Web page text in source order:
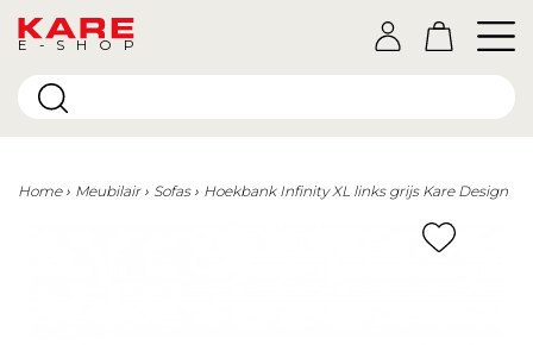
E-SHOP
Home Meubilair Sofas Hoekbank Infinity XL links grijs Kare Design